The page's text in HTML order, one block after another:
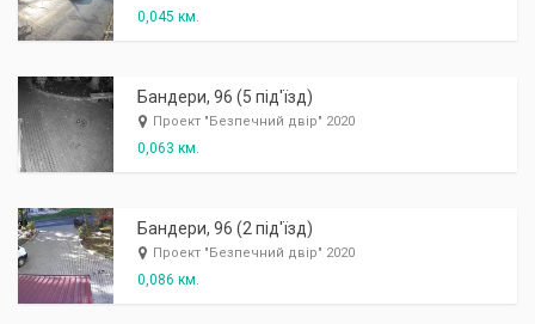
0,045 км.
Бандери, 96 (5 під'їзд)
Проект "Безпечний двір" 2020
0,063 км.
Бандери, 96 (2 під'їзд)
Проект "Безпечний двір" 2020
0,086 км.